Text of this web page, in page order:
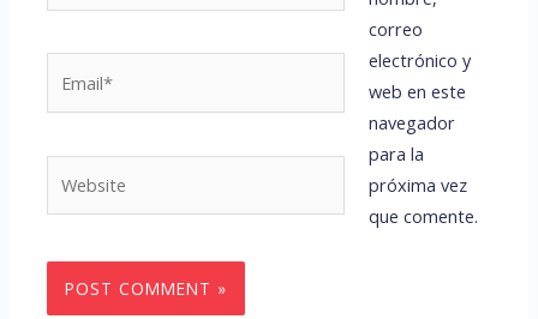
correo
electrónico y
web en este
navegador
para la
próxima vez
que comente.